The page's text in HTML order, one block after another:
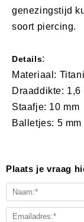
genezingstijd
soort piercing.
Details:
Materiaal:
Draaddikte: 1,6
Staafje: 10 mm
Balletjes: 5 mm
Plaats je vraag